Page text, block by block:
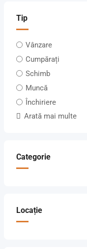
Tip
Vânzare
Cumpărați
Schimb
Muncă
Închiriere
Arată mai multe
Categorie
Locație